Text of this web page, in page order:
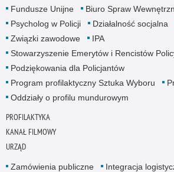
Fundusze Unijne
Biuro Spraw
Psycholog w Policji
Działalność socjalna
Związki zawodowe
IPA
Stowarzyszenie Emerytów i Rencistów
Podziękowania dla Policjantów
Program profilaktyczny Sztuka Wyboru
Oddziały o profilu mundurowym
PROFILAKTYKA
KANAŁ FILMOWY
URZĄD
Zamówienia publiczne
Integracja